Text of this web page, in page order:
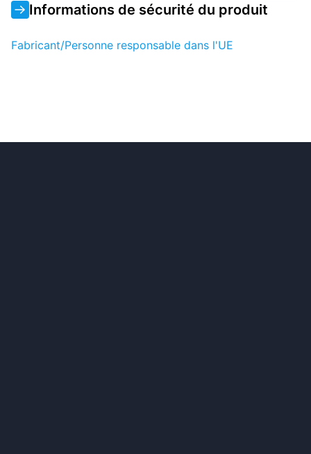
Informations de sécurité du produit
Fabricant/Personne responsable dans l'UE